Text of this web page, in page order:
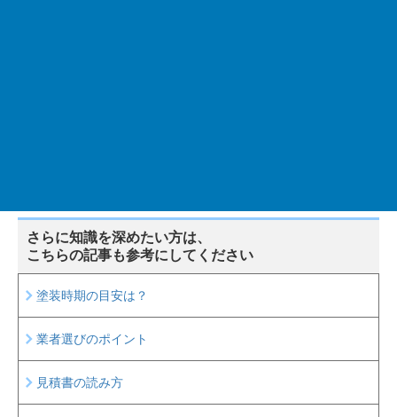
さらに知識を深めたい方は、
こちらの記事も参考にしてください
塗装時期の目安は？
業者選びのポイント
見積書の読み方